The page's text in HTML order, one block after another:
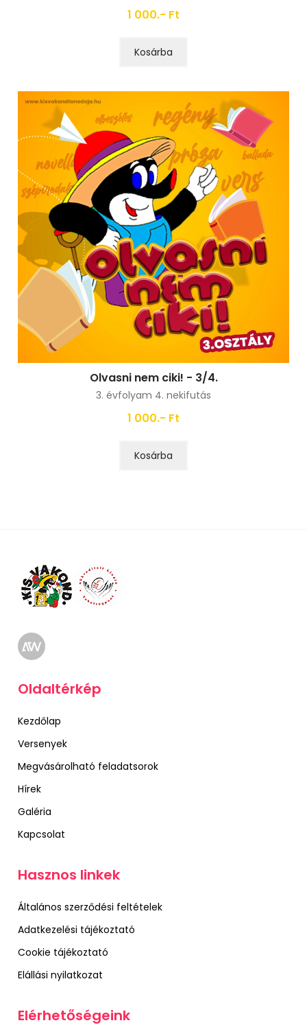
1 000.- Ft
Kosárba
Olvasni nem ciki! - 3/4.
3. évfolyam 4. nekifutás
1 000.- Ft
Kosárba
Oldaltérkép
Kezdőlap
Versenyek
Megvásárolható feladatsorok
Hírek
Galéria
Kapcsolat
Hasznos linkek
Általános szerződési feltételek
Adatkezelési tájékoztató
Cookie tájékoztató
Elállási nyilatkozat
Elérhetőségeink